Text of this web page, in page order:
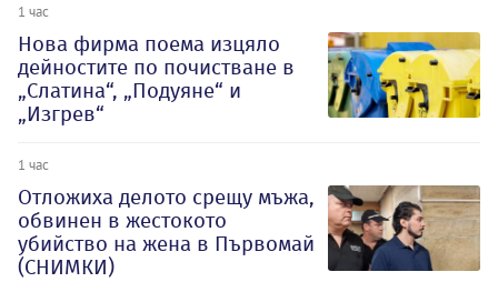
1 час
Нова фирма поема изцяло
дейностите по почистване в
„Слатина“, „Подуяне“ и
„Изгрев“
1 час
Отложиха делото срещу мъжа,
обвинен в жестокото
убийство на жена в Първомай
(СНИМКИ)